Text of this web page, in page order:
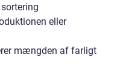
eller
mængden af farligt